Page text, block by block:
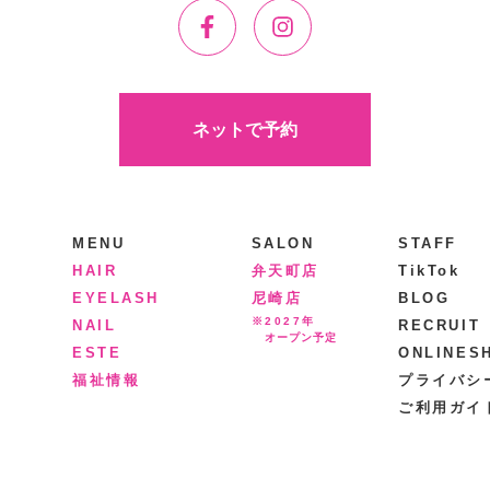
ネットで予約
MENU
HAIR
EYELASH
NAIL
ESTE
福祉情報
SALON
弁天町店
尼崎店
※2027年
オープン予定
STAFF
TikTok
BLOG
RECRUIT
プライバシ
ご利用ガイ